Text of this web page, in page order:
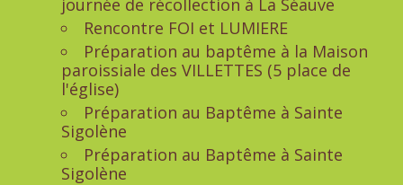
journée de récollection à La Séauve
Rencontre FOI et LUMIERE
Préparation au baptême à la Maison
paroissiale des VILLETTES (5 place de
l'église)
Préparation au Baptême à Sainte
Sigolène
Préparation au Baptême à Sainte
Sigolène